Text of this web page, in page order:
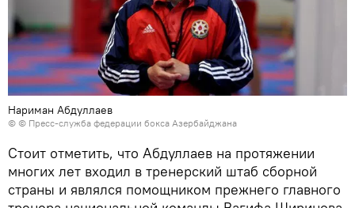
Нариман Абдуллаев
© © Пресс-служба федерации бокса Азербайджана
Стоит отметить, что Абдуллаев на протяжении
многих лет входил в тренерский штаб сборной
страны и являлся помощником прежнего главного